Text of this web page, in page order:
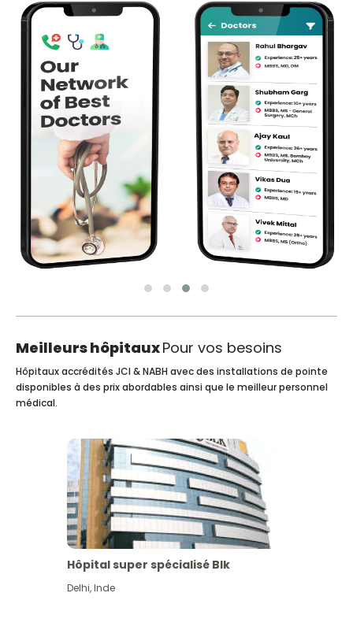
Meilleurs hôpitauxPour vos besoins
Hôpitaux accrédités JCI & NABH avec des installations de pointe
disponibles à des prix abordables ainsi que le meilleur personnel
médical.
Hôpital super spécialisé Blk
Delhi,Inde